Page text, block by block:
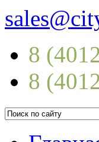
8
8